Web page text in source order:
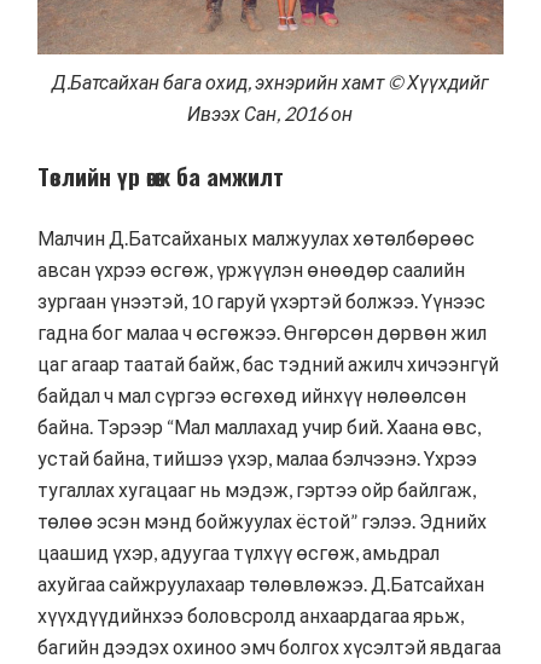
Д.Батсайхан бага охид, эхнэрийн хамт © Хүүхдийг
Ивээх Сан, 2016 он
Төслийн үр өгөөж ба амжилт
Малчин Д.Батсайханых малжуулах хөтөлбөрөөс
авсан үхрээ өсгөж, үржүүлэн өнөөдөр саалийн
зургаан үнээтэй, 10 гаруй үхэртэй болжээ. Үүнээс
гадна бог малаа ч өсгөжээ. Өнгөрсөн дөрвөн жил
цаг агаар таатай байж, бас тэдний ажилч хичээнгүй
байдал ч мал сүргээ өсгөхөд ийнхүү нөлөөлсөн
байна. Тэрээр “Мал маллахад учир бий. Хаана өвс,
устай байна, тийшээ үхэр, малаа бэлчээнэ. Үхрээ
тугаллах хугацааг нь мэдэж, гэртээ ойр байлгаж,
төлөө эсэн мэнд бойжуулах ёстой” гэлээ. Эднийх
цаашид үхэр, адуугаа түлхүү өсгөж, амьдрал
ахуйгаа сайжруулахаар төлөвлөжээ. Д.Батсайхан
хүүхдүүдийнхээ боловсролд анхаардагаа ярьж,
багийн дээдэх охиноо эмч болгох хүсэлтэй явдагаа